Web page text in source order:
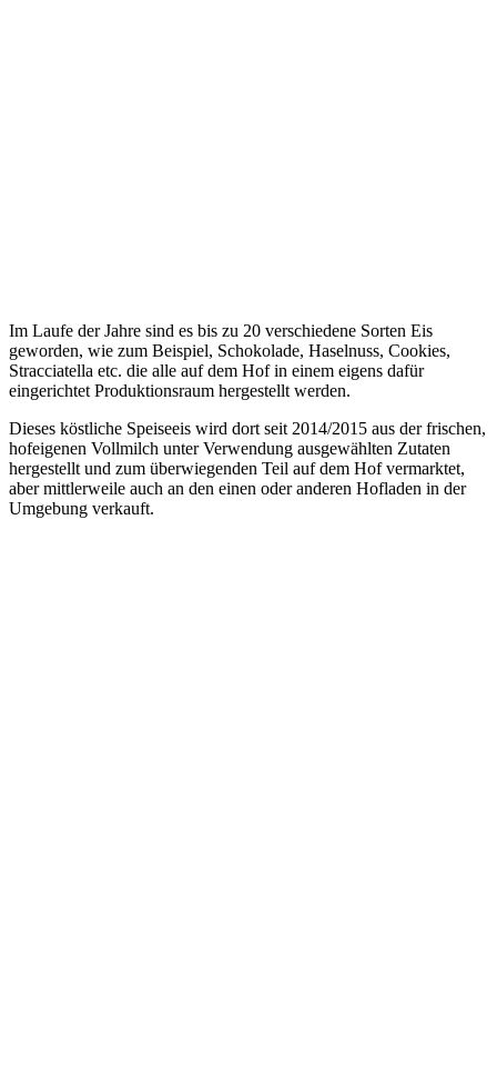
Im Laufe der Jahre sind es bis zu 20 verschiedene Sorten Eis
geworden, wie zum Beispiel, Schokolade, Haselnuss, Cookies,
Stracciatella etc. die alle auf dem Hof in einem eigens dafür
eingerichtet Produktionsraum hergestellt werden.
Dieses köstliche Speiseeis wird dort seit 2014/2015 aus der frischen,
hofeigenen Vollmilch unter Verwendung ausgewählten Zutaten
hergestellt und zum überwiegenden Teil auf dem Hof vermarktet,
aber mittlerweile auch an den einen oder anderen Hofladen in der
Umgebung verkauft.